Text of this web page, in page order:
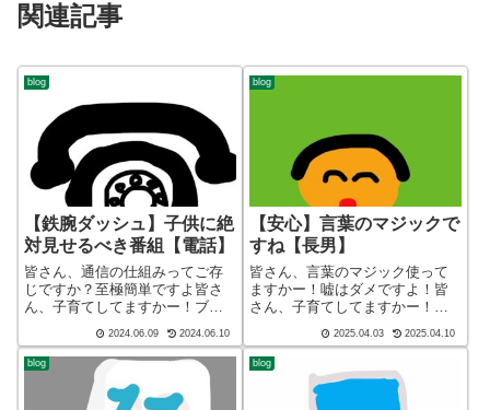
関連記事
blog
【鉄腕ダッシュ】子供に絶
対見せるべき番組【電話】
皆さん、通信の仕組みってご存
じですか？至極簡単ですよ皆さ
ん、子育てしてますかー！ブロ
short ver）こんばんわ、迷答座
布団ブログの運営をしているざ
ぶ(@meitou_zabuton)です。わた
2024.06.09 2024.06.10
blog
【安心】言葉のマジックで
すね【長男】
皆さん、言葉のマジック使って
ますかー！嘘はダメですよ！皆
さん、子育てしてますかー！ブ
（blog short ver）こんばんわ、
迷答座布団ブログの運営をして
いるざぶ(@meitou_zabuton)で
す。わたしは4...
2025.04.03 2025.04.10
blog blog